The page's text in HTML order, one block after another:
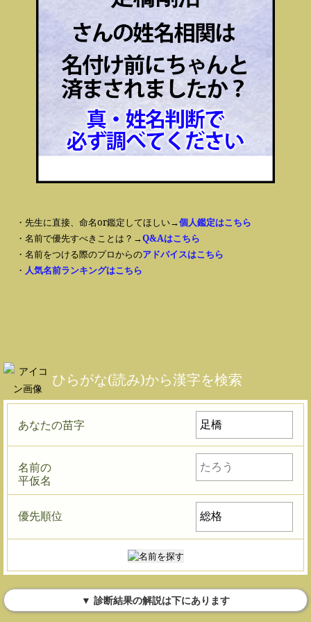
・先生に直接、命名or鑑定してほしい→個人鑑定はこちら
・名前で優先すべきことは？→Q&Aはこちら
・名前をつける際のプロからのアドバイスはこちら
・ 人気名前ランキングはこちら
ひらがな(読み)から漢字を検索
あなたの苗字
名前の
平仮名
優先順位
▼ 診断結果の解説は下にあります